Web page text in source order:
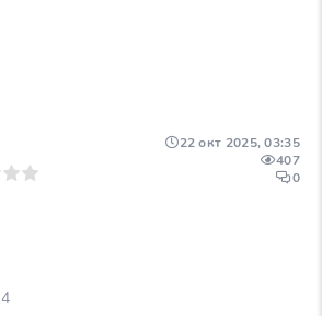
4
22 окт 2025, 03:35
407
0